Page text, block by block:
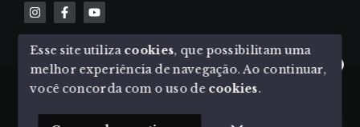
Olá! Estamos disponíveis para te ajudar.
© Copyright 2026 - Priori Imobiliária - Todos os
Esse site utiliza cookies, que possibilitam uma
melhor experiência de navegação.Ao continuar,
você concorda com o uso de cookies.